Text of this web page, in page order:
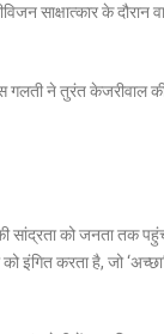
साक्षात्कार के दौरान
गलती ने तुरंत केजरीवाल
सांद्रता को जनता तक
इंगित करता है, जो